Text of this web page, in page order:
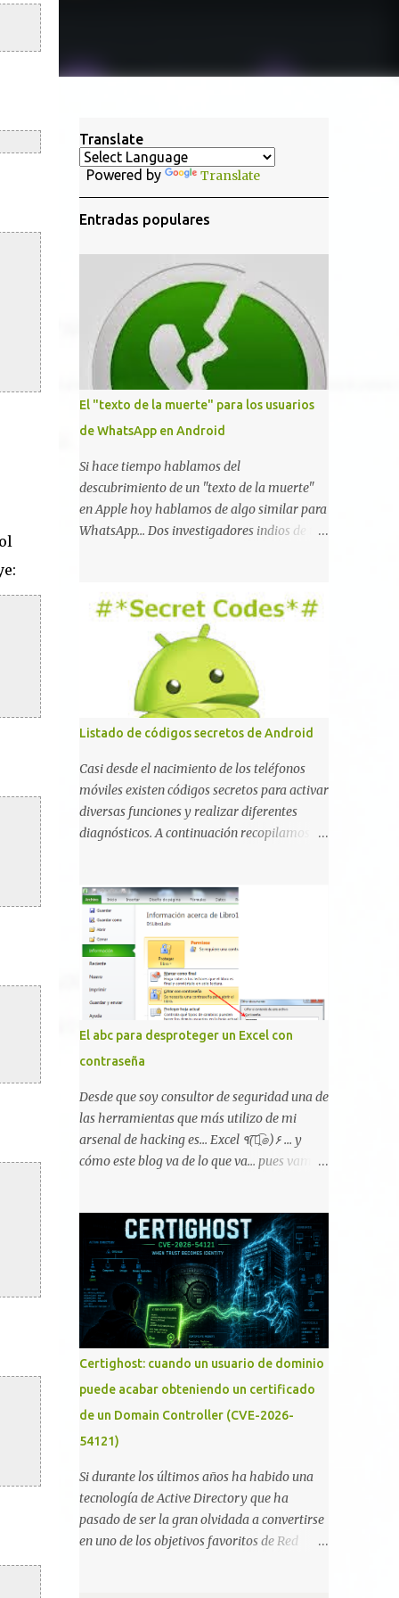
Translate
Powered by Translate
Entradas populares
El "texto de la muerte" para los usuarios
de WhatsApp en Android
Si hace tiempo hablamos del
descubrimiento de un "texto de la muerte"
en Apple hoy hablamos de algo similar para
WhatsApp... Dos investigadores indios de tan
que la aplicación se detenga por completo al
intentar leer un sólo mensaje de 2000
caracteres especiales y tan sólo 2 KB de
tamaño. La vulnerabilidad ha sido probada
y funciona correctamente en la mayoría de
las versiones de Android y de WhatsApp
incluyendo la 2.11.431 y 2.11.432. Sin embargo
todavía no se ha probado en iOS y Windows
no parece ser vulnerable. Esto podría
provocar que se extienda como una pesada
broma la moda de bloquear WhatsApp a
otras personas, cuyo modo de recuperar el
estábamos conversando. Imaginad que
ocurre si este mensaje se envía a un grupo...
Fuente: Crash Your Friends' WhatsApp
Remotely with Just a Message
Listado de códigos secretos de Android
Casi desde el nacimiento de los teléfonos
móviles existen códigos secretos para activar
diversas funciones y realizar diferentes
diagnósticos. A continuación recopilamos un
funcionales para algunos fabricantes.
¿Conoces alguno más? Información del
dispositivo *#06# : Visualización del
número IMEI del dispositivo *#*#1111#*#* :
Información sobre la versión de software
FTA *#*#2222#*#* : Información sobre la v
ersión del hardware FTA *#*#1234#*#* :
Información sobre la versión de software
PDA y de firmware *#*#232337#*#* :
Muestra la dirección Bluetooth del
smartphone *#*#232338#*#* : Muestra la
dirección MAC del la tarjeta WiFi del
dispositivo *#*#2663#*#* : Visualiza la
memoria RAM está disponible en el
smartphone o la tablet *#*#34971539#*#* :
Visualiza la información detallada d...
El abc para desproteger un Excel con
contraseña
Desde que soy consultor de seguridad una de
las herramientas que más utilizo de mi
arsenal de hacking es... Excel ٩(͡๏̯͡๏)۶ ... y
cómo este blog va de lo que va... pues vamos
nuestras hojas de cálculo favoritas. Cifrar
con contraseña Algo muy común es proteger
el acceso total al fichero con una contraseña:
Certighost: cuando un usuario de dominio
puede acabar obteniendo un certificado
de un Domain Controller (CVE-2026-
54121)
Si durante los últimos años ha habido una
tecnología de Active Directory que ha
pasado de ser la gran olvidada a convertirse
en uno de los objetivos favoritos de Red